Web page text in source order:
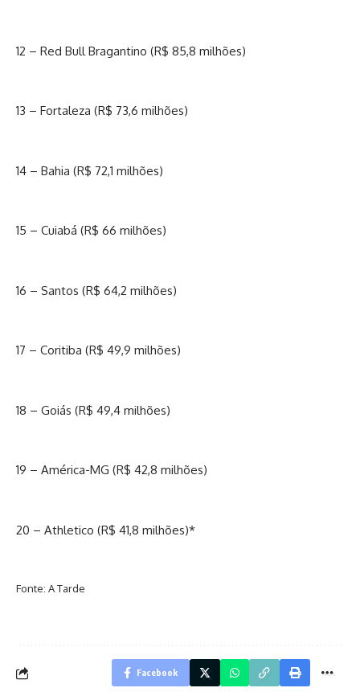
12 – Red Bull Bragantino (R$ 85,8 milhões)
13 – Fortaleza (R$ 73,6 milhões)
14 – Bahia (R$ 72,1 milhões)
15 – Cuiabá (R$ 66 milhões)
16 – Santos (R$ 64,2 milhões)
17 – Coritiba (R$ 49,9 milhões)
18 – Goiás (R$ 49,4 milhões)
19 – América-MG (R$ 42,8 milhões)
20 – Athletico (R$ 41,8 milhões)*
Fonte: A Tarde
Facebook